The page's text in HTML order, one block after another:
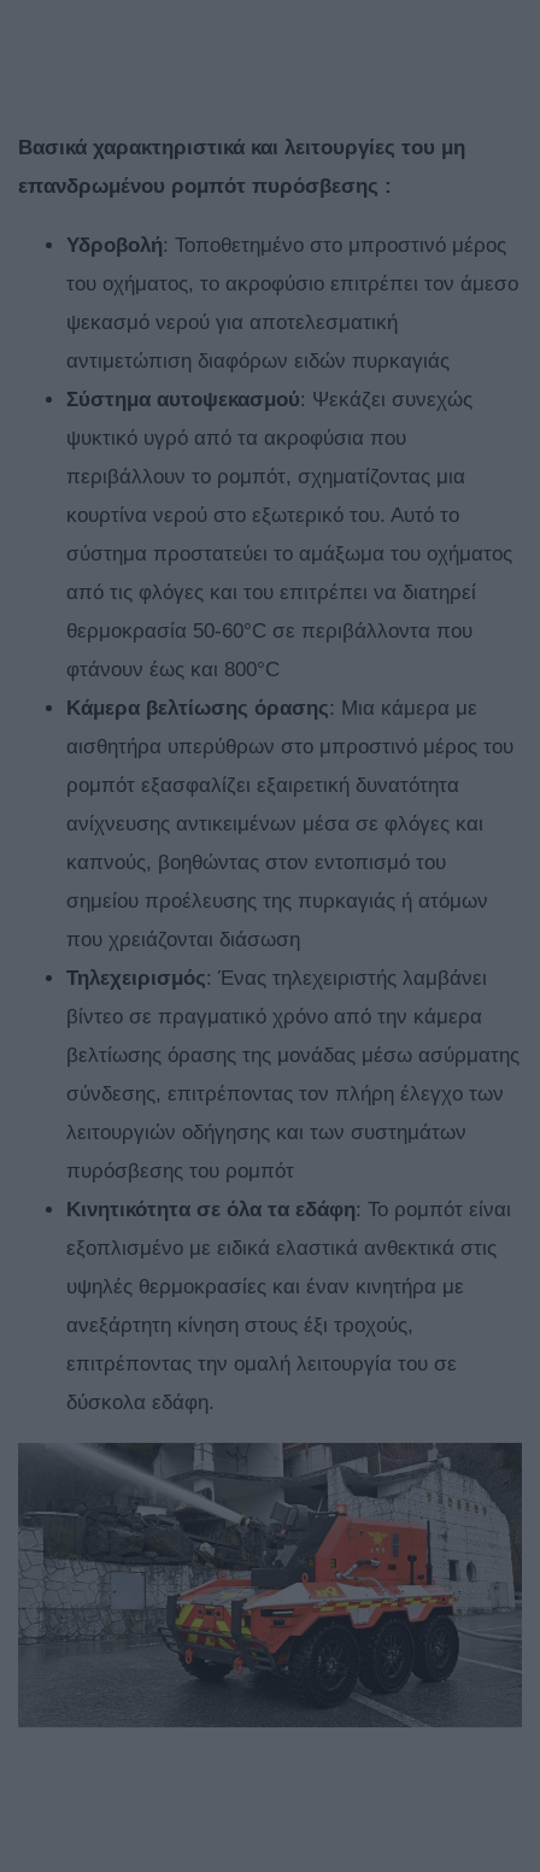
Βασικά χαρακτηριστικά και λειτουργίες του μη
επανδρωμένου ρομπότ πυρόσβεσης :
Υδροβολή: Τοποθετημένο στο μπροστινό μέρος
του οχήματος, το ακροφύσιο επιτρέπει τον άμεσο
ψεκασμό νερού για αποτελεσματική
αντιμετώπιση διαφόρων ειδών πυρκαγιάς
Σύστημα αυτοψεκασμού: Ψεκάζει συνεχώς
ψυκτικό υγρό από τα ακροφύσια που
περιβάλλουν το ρομπότ, σχηματίζοντας μια
κουρτίνα νερού στο εξωτερικό του. Αυτό το
σύστημα προστατεύει το αμάξωμα του οχήματος
από τις φλόγες και του επιτρέπει να διατηρεί
θερμοκρασία 50-60°C σε περιβάλλοντα που
φτάνουν έως και 800°C
Κάμερα βελτίωσης όρασης: Μια κάμερα με
αισθητήρα υπερύθρων στο μπροστινό μέρος του
ρομπότ εξασφαλίζει εξαιρετική δυνατότητα
ανίχνευσης αντικειμένων μέσα σε φλόγες και
καπνούς, βοηθώντας στον εντοπισμό του
σημείου προέλευσης της πυρκαγιάς ή ατόμων
που χρειάζονται διάσωση
Τηλεχειρισμός: Ένας τηλεχειριστής λαμβάνει
βίντεο σε πραγματικό χρόνο από την κάμερα
βελτίωσης όρασης της μονάδας μέσω ασύρματης
σύνδεσης, επιτρέποντας τον πλήρη έλεγχο των
λειτουργιών οδήγησης και των συστημάτων
πυρόσβεσης του ρομπότ
Κινητικότητα σε όλα τα εδάφη: Το ρομπότ είναι
εξοπλισμένο με ειδικά ελαστικά ανθεκτικά στις
υψηλές θερμοκρασίες και έναν κινητήρα με
ανεξάρτητη κίνηση στους έξι τροχούς,
επιτρέποντας την ομαλή λειτουργία του σε
δύσκολα εδάφη.